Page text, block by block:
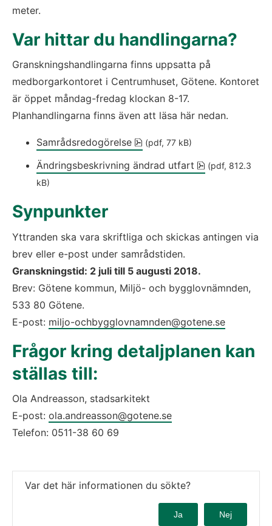
meter.
Var hittar du handlingarna?
Granskningshandlingarna finns uppsatta på
medborgarkontoret i Centrumhuset, Götene. Kontoret
är öppet måndag-fredag klockan 8-17.
Planhandlingarna finns även att läsa här nedan.
Samrådsredogörelse pdf, 77 kB, öppnas i nytt
(pdf, 77 kB)
Ändringsbeskrivning ändrad utfart pdf, 812.3
(pdf, 812.3
kB)
Synpunkter
Yttranden ska vara skriftliga och skickas antingen via
Granskningstid: 2 juli till 5 augusti 2018.
Brev: Götene kommun, Miljö- och bygglovnämnden,
533 80 Götene.
E-post: miljo-ochbygglovnamnden@gotene.se
Frågor kring detaljplanen kan
ställas till:
Ola Andreasson, stadsarkitekt
E-post: ola.andreasson@gotene.se
Telefon: 0511-38 60 69
Var det här informationen du sökte?
Ja Nej